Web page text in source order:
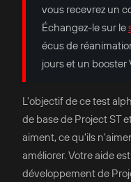
vous recevrez un
Échangez-le sur le
écus de
jours et un booster
L'objectif de ce test
de base de Project ST
aiment, ce qu'ils
améliorer. Votre aide
développement de